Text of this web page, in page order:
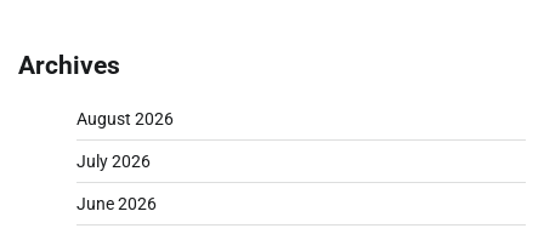
Archives
August 2026
July 2026
June 2026